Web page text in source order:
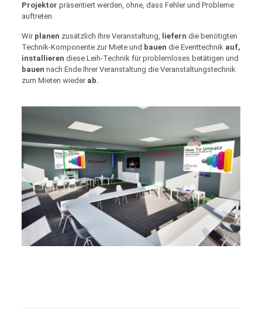
Projektor präsentiert werden, ohne, dass Fehler und Probleme
auftreten.
Wir planen zusätzlich Ihre Veranstaltung, liefern die benötigten
Technik-Komponente zur Miete und bauen die Eventtechnik auf,
installieren diese Leih-Technik für problemloses betätigen und
bauen nach Ende Ihrer Veranstaltung die Veranstaltungstechnik
zum Mieten wieder ab.